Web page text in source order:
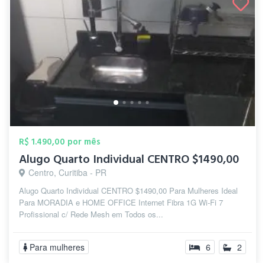
R$ 1.490,00 por mês
Alugo Quarto Individual CENTRO $1490,00
Centro, Curitiba - PR
Alugo Quarto Individual CENTRO $1490,00 Para Mulheres Ideal
Para MORADIA e HOME OFFICE Internet Fibra 1G Wi-Fi 7
Profissional c/ Rede Mesh em Todos os...
Para mulheres 6 2